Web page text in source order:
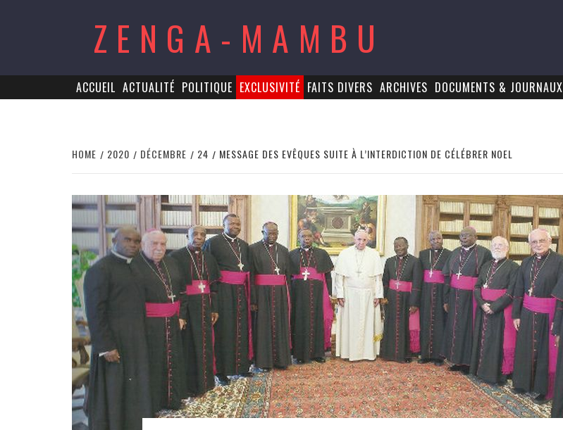
ZENGA-MAMBU
ACCUEIL ACTUALITÉ POLITIQUE EXCLUSIVITÉ FAITS DIVERS ARCHIVES DOCUMENTS & JOURNAUX
HOME 2020 DÉCEMBRE 24 MESSAGE DES EVÊQUES SUITE À L’INTERDICTION DE CÉLÉBRER NOEL